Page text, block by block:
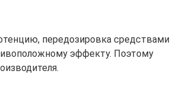
передозировка средствами
эффекту. Поэтому